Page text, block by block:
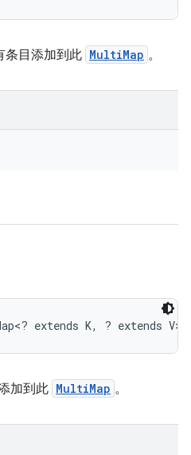
条目添加到此 MultiMap 。
extends K, ? extends V>
加到此 MultiMap 。